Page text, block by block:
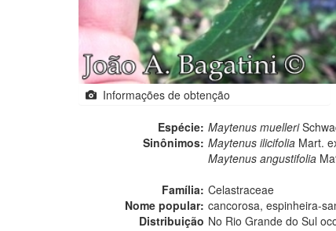
Informações de obtenção
Espécie: Maytenus muelleri
Sinônimos: Maytenus ilicifolia Mart.
Maytenus angustifolia
Família: Celastraceae
Nome popular: cancorosa, espinheira-
Distribuição No Rio Grande do Sul